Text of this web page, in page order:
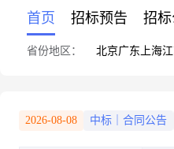
首页 招标预告 招
省份地区： 北京广东 上海
2026-08-08 中标｜合同公告